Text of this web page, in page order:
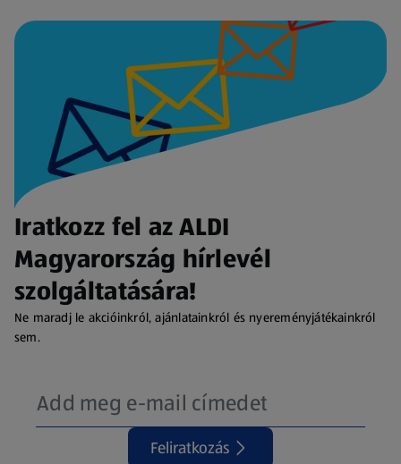
Iratkozz fel az ALDI
Magyarország hírlevél
szolgáltatására!
Ne maradj le akcióinkról, ajánlatainkról és nyereményjátékainkról
sem.
Feliratkozás